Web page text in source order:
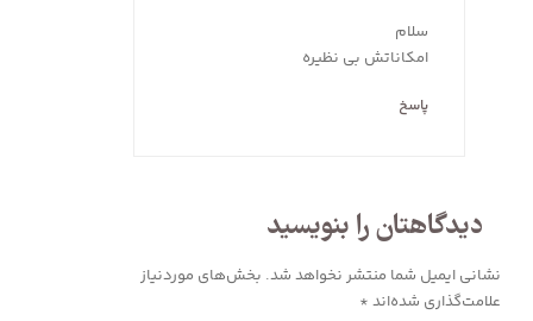
سلام
امکاناتش بی نظیره
پاسخ
دیدگاهتان را بنویسید
نشانی ایمیل شما منتشر نخواهد شد. بخش‌های موردنیاز
علامت‌گذاری شده‌اند *